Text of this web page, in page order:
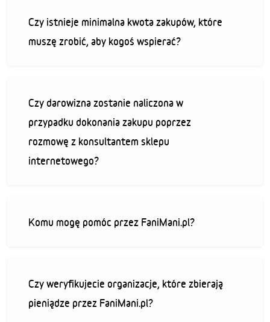
Czy istnieje minimalna kwota zakupów, które
muszę zrobić, aby kogoś wspierać?
Czy darowizna zostanie naliczona w
przypadku dokonania zakupu poprzez
rozmowę z konsultantem sklepu
internetowego?
Komu mogę pomóc przez FaniMani.pl?
Czy weryfikujecie organizacje, które zbierają
pieniądze przez FaniMani.pl?